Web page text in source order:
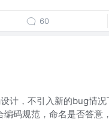
60
计，不引入新的bug情
码规范，命名是否答意